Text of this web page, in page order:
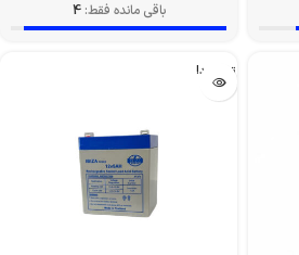
باقی مانده فقط: 4
تمام شد!